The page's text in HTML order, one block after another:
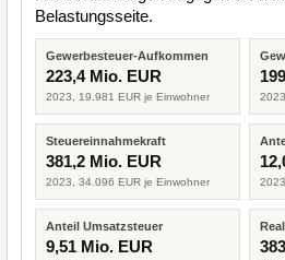
Belastungsseite.
Gewerbesteuer-Aufkommen
223,4 Mio. EUR
2023, 19.981 EUR je Einwohner
Steuereinnahmekraft
381,2 Mio. EUR
2023, 34.096 EUR je Einwohner 2023
Anteil Umsatzsteuer
9,51 Mio. EUR